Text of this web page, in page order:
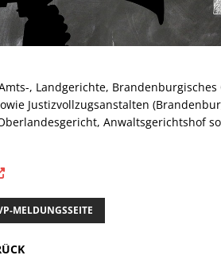
, Landgerichte,
Justizvollzugsanstalten
Anwaltsgerichtshof
MELDUNGSSEITE